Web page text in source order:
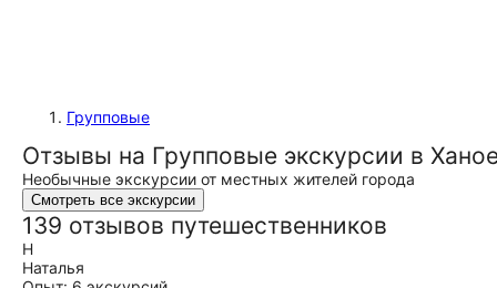
Групповые
Отзывы на Групповые экскурсии в
Необычные экскурсии от местных жителей города
Смотреть все экскурсии
139 отзывов путешественников
Н
Наталья